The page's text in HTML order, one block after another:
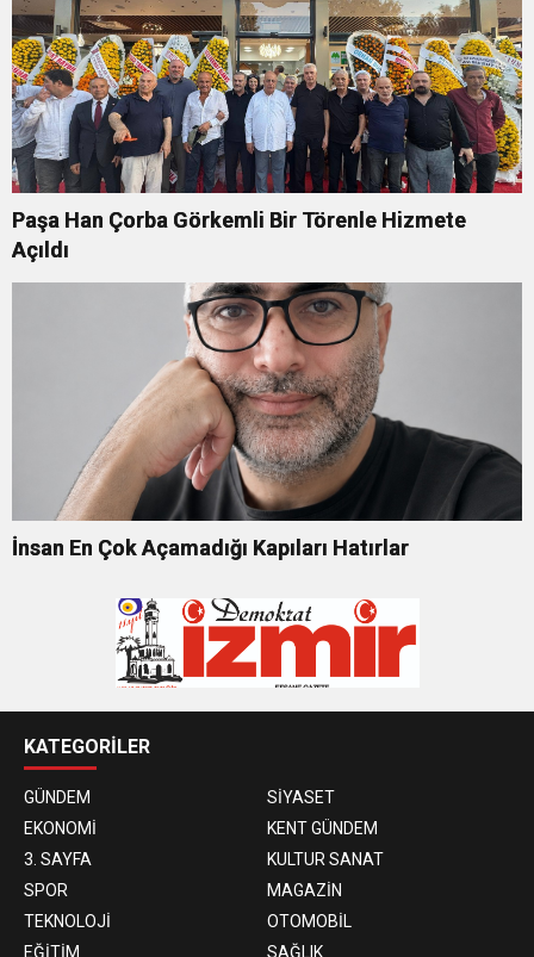
Paşa Han Çorba Görkemli Bir Törenle Hizmete
Açıldı
İnsan En Çok Açamadığı Kapıları Hatırlar
KATEGORİLER
GÜNDEM
SİYASET
EKONOMİ
KENT GÜNDEM
3. SAYFA
KULTUR SANAT
SPOR
MAGAZİN
TEKNOLOJİ
OTOMOBİL
EĞİTİM
SAĞLIK